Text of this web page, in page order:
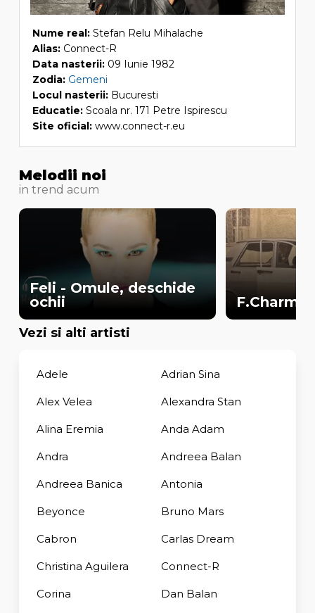
Nume real:Stefan Relu Mihalache
Alias:Connect-R
Data nasterii:09 Iunie 1982
Zodia: Gemeni
Locul nasterii:Bucuresti
Educatie:Scoala nr. 171 Petre Ispirescu
Site oficial:www.connect-r.eu
Melodii noi
in trend acum
Feli - Omule, deschide
ochii
F.Charm
Vezi si alti artisti
Adele Adrian Sina
Alex Velea Alexandra Stan
Alina Eremia Anda Adam
Andra Andreea Balan
Andreea Banica Antonia
Beyonce Bruno Mars
Cabron Carlas Dream
Christina Aguilera Connect-R
Corina Dan Balan